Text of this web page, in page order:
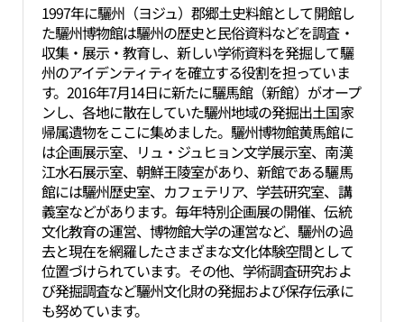
1997年に驪州（ヨジュ）郡郷土史料館として開館し
た驪州博物館は驪州の歴史と民俗資料などを調査・
収集・展示・教育し、新しい学術資料を発掘して驪
州のアイデンティティを確立する役割を担っていま
す。2016年7月14日に新たに驪馬館（新館）がオープ
ンし、各地に散在していた驪州地域の発掘出土国家
帰属遺物をここに集めました。驪州博物館黄馬館に
は企画展示室、リュ・ジュヒョン文学展示室、南漢
江水石展示室、朝鮮王陵室があり、新館である驪馬
館には驪州歴史室、カフェテリア、学芸研究室、講
義室などがあります。毎年特別企画展の開催、伝統
文化教育の運営、博物館大学の運営など、驪州の過
去と現在を網羅したさまざまな文化体験空間として
位置づけられています。その他、学術調査研究およ
び発掘調査など驪州文化財の発掘および保存伝承に
も努めています。